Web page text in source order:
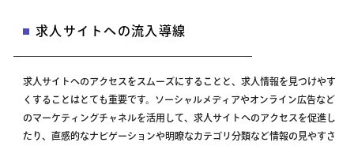
求人サイトへの流入導線
求人サイトへのアクセスをスムーズにすることと、求人情報を見つけやす
くすることはとても重要です。ソーシャルメディアやオンライン広告など
のマーケティングチャネルを活用して、求人サイトへのアクセスを促進し
たり、直感的なナビゲーションや明瞭なカテゴリ分類など情報の見やすさ